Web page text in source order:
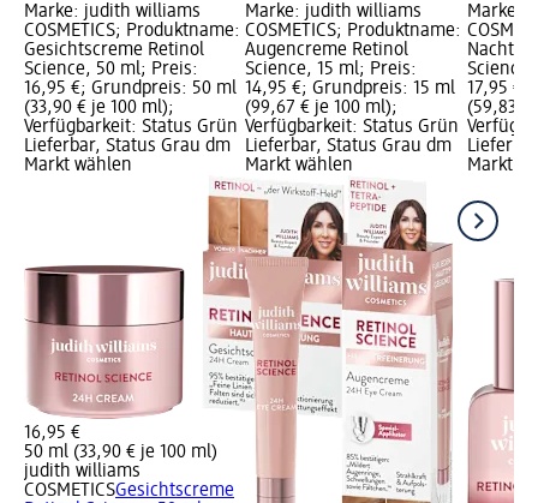
Marke: judith williams
COSMETICS; Produktname:
Gesichtscreme Retinol
Science, 50 ml; Preis:
16,95 €; Grundpreis: 50 ml
(33,90 € je 100 ml);
Verfügbarkeit: Status Grün
Lieferbar, Status Grau dm
Markt wählen
16,95 €
50 ml (33,90 € je 100 ml)
judith williams
COSMETICSGesichtscreme
Marke: judith williams
COSMETICS; Produktname:
Augencreme Retinol
Science, 15 ml; Preis:
14,95 €; Grundpreis: 15 ml
(99,67 € je 100 ml);
Verfügbarkeit: Status Grün
Lieferbar, Status Grau dm
Markt wählen
Marke:
17,95 €;
(59,83 €
Markt